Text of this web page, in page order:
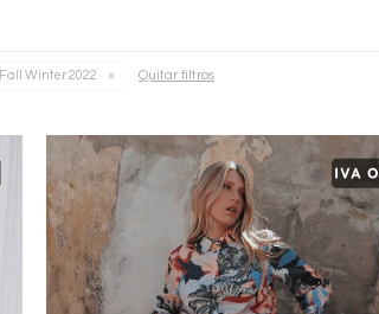
Fall Winter 2022 Quitar filtros